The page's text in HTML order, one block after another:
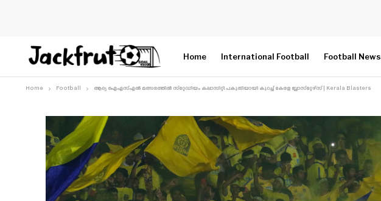
Home International Football Football News
Home Football ആദ്യ ഐഎസ്എൽ മത്സരത്തിൽ സ്‌റ്റേഡിയം കപ്പാസിറ്റി പകുതിയായി കുറച്ച് കേരള ബ്ലാസ്‌റ്റേഴ്‌സ് | Kerala Blasters